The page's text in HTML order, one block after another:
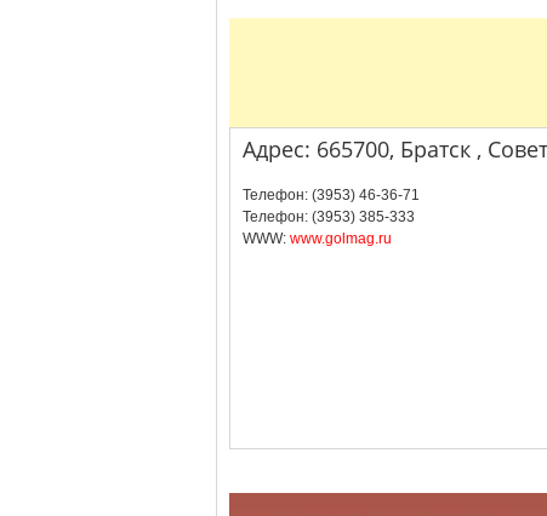
Адрес: 665700, Братск ,
Телефон: (3953) 46-36-71
Телефон: (3953) 385-333
WWW: www.golmag.ru